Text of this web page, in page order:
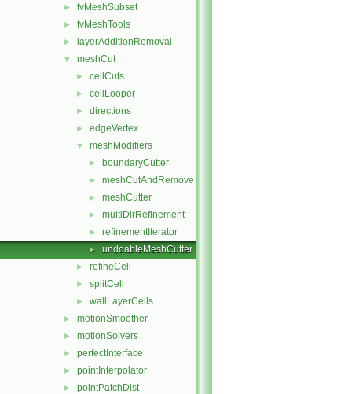
► fvMeshSubset
► fvMeshTools
► layerAdditionRemoval
▼ meshCut
► cellCuts
► cellLooper
► directions
► edgeVertex
▼ meshModifiers
► boundaryCutter
► meshCutAndRemove
► meshCutter
► multiDirRefinement
► refinementIterator
► undoableMeshCutter
► refineCell
► splitCell
► wallLayerCells
► motionSmoother
► motionSolvers
► perfectInterface
► pointInterpolator
► pointPatchDist